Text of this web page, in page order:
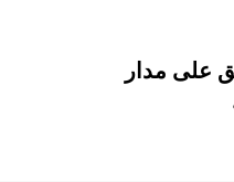
على مدار